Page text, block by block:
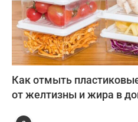
Как отмыть
от желтизны и жира в